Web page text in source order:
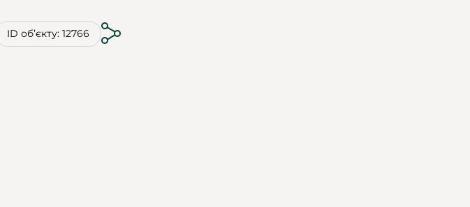
ID обʼєкту: 12766